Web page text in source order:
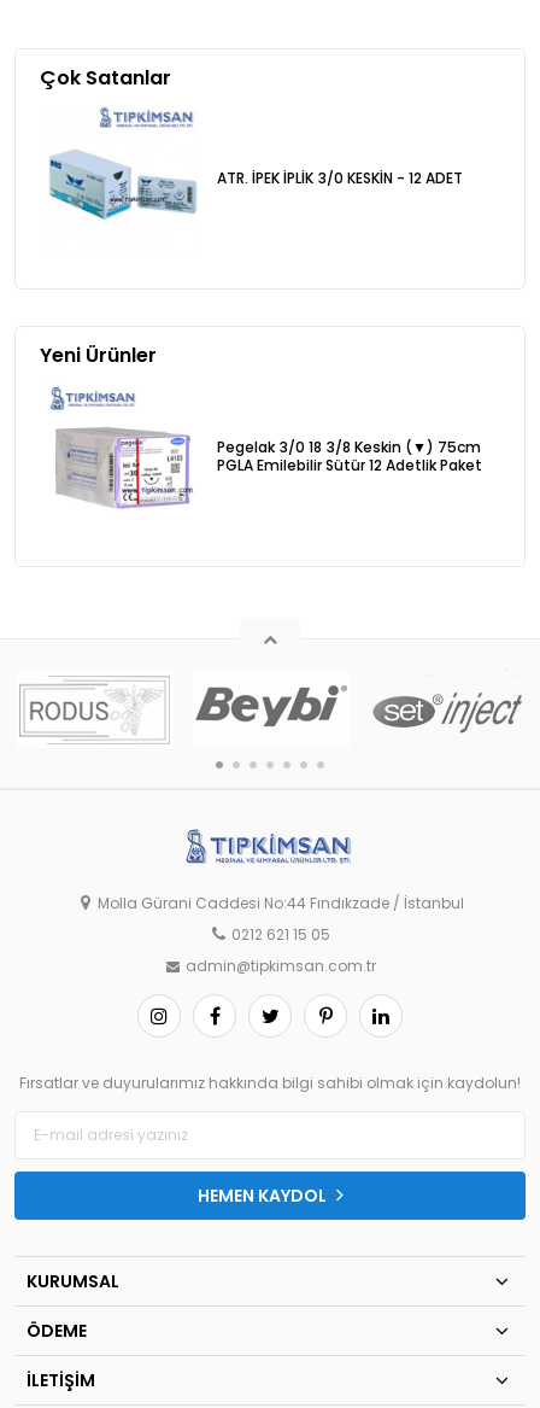
Çok Satanlar
ATR. İPEK İPLİK 3/0 KESKİN - 12 ADET
Yeni Ürünler
Pegelak 3/0 18 3/8 Keskin (▼) 75cm
PGLA Emilebilir Sütür 12 Adetlik Paket
Molla Gürani Caddesi No:44 Fındıkzade / İstanbul
0212 621 15 05
admin@tipkimsan.com.tr
Fırsatlar ve duyurularımız hakkında bilgi sahibi olmak için kaydolun!
HEMEN KAYDOL
KURUMSAL
ÖDEME
İLETİŞİM